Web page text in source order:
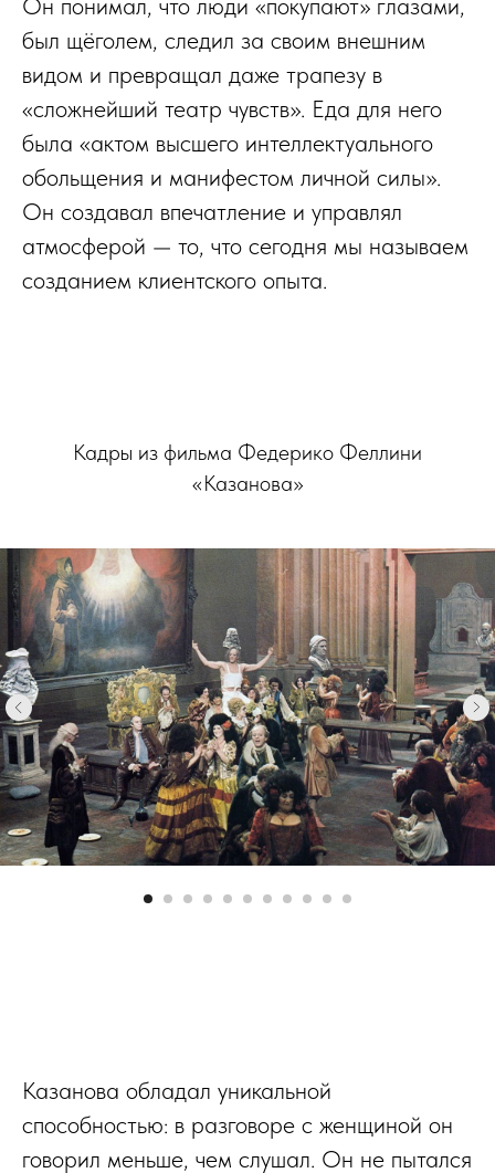
был щёголем, следил за своим внешним
видом и превращал даже трапезу в
«сложнейший театр чувств». Еда для него
была «актом высшего интеллектуального
обольщения и манифестом личной силы».
Он создавал впечатление и управлял
атмосферой — то, что сегодня мы называем
созданием клиентского опыта.
Кадры из фильма Федерико Феллини
«Казанова»
Казанова обладал уникальной
способностью: в разговоре с женщиной он
говорил меньше, чем слушал. Он не пытался